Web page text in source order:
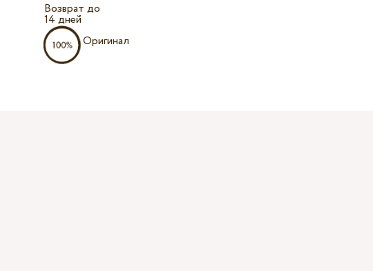
Возврат до
14 дней
Оригинал